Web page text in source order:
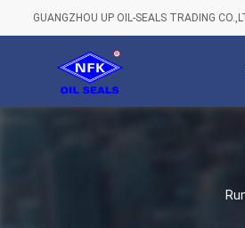
GUANGZHOU UP OIL-SEALS TRADING